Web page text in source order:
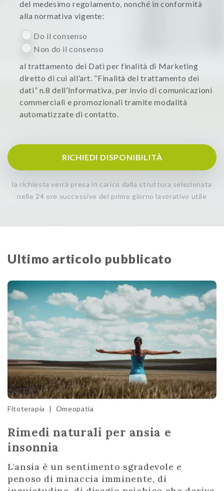
del medesimo regolamento, nonché in conformità
alla normativa vigente:
Do il consenso
Non do il consenso
al trattamento dei Dati per finalità di Marketing
diretto di cui all’art. ”Finalità del trattamento dei
dati” n.8 dell’Informativa, per invio di comunicazioni
commerciali e promozionali tramite modalità
automatizzate di contatto.
RICHIEDI DISPONIBILITÀ
la richiesta verrà presa in carico dalla struttura selezionata
nelle 24 ore successive del primo giorno lavorativo utile
Ultimo articolo pubblicato
Fitoterapia | Omeopatia
Rimedi naturali per ansia e
insonnia
L'ansia è un sentimento sgradevole e
penoso di minaccia imminente, di